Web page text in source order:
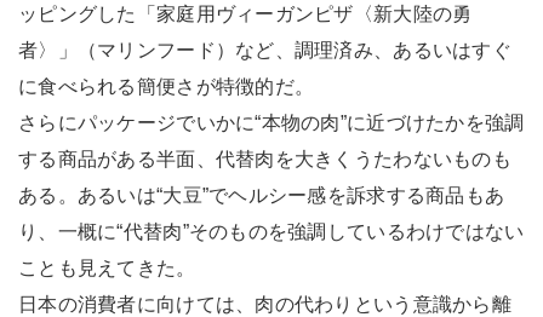
ッピングした「家庭用ヴィーガンピザ〈新大陸の勇
者〉」（マリンフード）など、調理済み、あるいはすぐ
に食べられる簡便さが特徴的だ。
さらにパッケージでいかに“本物の肉”に近づけたかを強調
する商品がある半面、代替肉を大きくうたわないものも
ある。あるいは“大豆”でヘルシー感を訴求する商品もあ
り、一概に“代替肉”そのものを強調しているわけではない
ことも見えてきた。
日本の消費者に向けては、肉の代わりという意識から離